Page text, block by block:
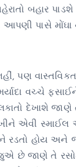
બહાર પાડશે
પાસે
પણ
વચ્ચે ફસાઈને
દેખાશે જાણે
એવી
હોય અને
છે જાણે તે